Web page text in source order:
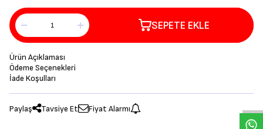
SEPETE EKLE
Ürün Açıklaması
Ödeme Seçenekleri
İade Koşulları
Paylaş Tavsiye Et Fiyat Alarmı